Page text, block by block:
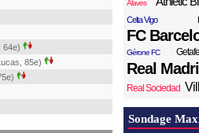
64e)
85e)
)
Alaves
Celta Vigo
FC
Gérone FC Getafe
Real
Real Sociedad
Sondage